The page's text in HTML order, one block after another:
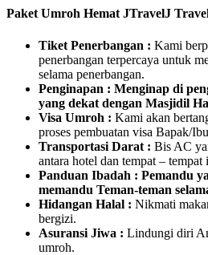
Paket Umroh Hemat JTravelJ
Tiket Penerbangan : Kami
penerbangan terpercaya untuk
selama penerbangan.
Penginapan : Menginap di
yang dekat dengan Masjidil
Visa Umroh : Kami akan
proses pembuatan visa Bapak/
Transportasi Darat : Bis AC
antara hotel dan tempat – tempat
Panduan Ibadah : Pemandu
memandu Teman-teman
Hidangan Halal : Nikmati
bergizi.
Asuransi Jiwa : Lindungi diri
umroh.